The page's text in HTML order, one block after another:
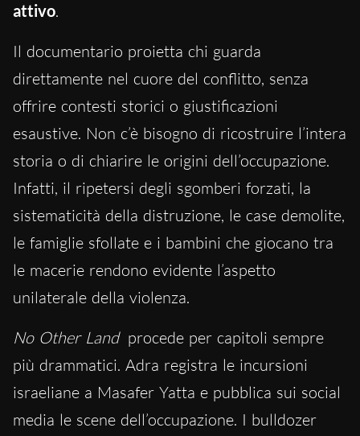
attivo.
Il documentario proietta chi guarda
direttamente nel cuore del conflitto, senza
offrire contesti storici o giustificazioni
esaustive. Non c’è bisogno di ricostruire l’intera
storia o di chiarire le origini dell’occupazione.
Infatti, il ripetersi degli sgomberi forzati, la
sistematicità della distruzione, le case demolite,
le famiglie sfollate e i bambini che giocano tra
le macerie rendono evidente l’aspetto
unilaterale della violenza.
No Other Land procede per capitoli sempre
più drammatici. Adra registra le incursioni
israeliane a Masafer Yatta e pubblica sui social
media le scene dell’occupazione. I bulldozer